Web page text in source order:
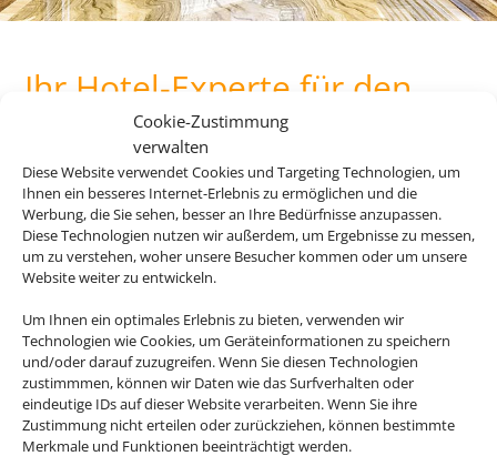
Cookie-Zustimmung
verwalten
Diese Website verwendet Cookies und Targeting Technologien, um
Ihnen ein besseres Internet-Erlebnis zu ermöglichen und die
Werbung, die Sie sehen, besser an Ihre Bedürfnisse anzupassen.
Diese Technologien nutzen wir außerdem, um Ergebnisse zu messen,
um zu verstehen, woher unsere Besucher kommen oder um unsere
Website weiter zu entwickeln.
Um Ihnen ein optimales Erlebnis zu bieten, verwenden wir
Technologien wie Cookies, um Geräteinformationen zu speichern
und/oder darauf zuzugreifen. Wenn Sie diesen Technologien
zustimmmen, können wir Daten wie das Surfverhalten oder
eindeutige IDs auf dieser Website verarbeiten. Wenn Sie ihre
Zustimmung nicht erteilen oder zurückziehen, können bestimmte
Merkmale und Funktionen beeinträchtigt werden.
Ihr Hotel-Experte für den
perfekten Urlaub mit
Bahnanreise
Bauen Sie sich Ihre Reise selbst zusammen und profitieren
Sie dabei von maximaler Flexibilität. Die besten
Hotelangebote für Ihren Urlaub finden Sie dabei bei uns.
Z
Riesige Auswahl